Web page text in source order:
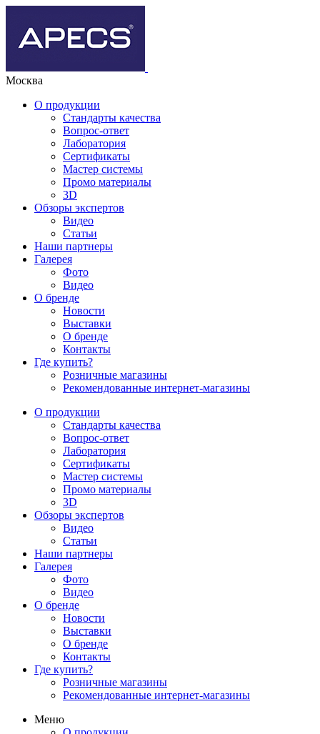
Москва
О продукции
Стандарты качества
Вопрос-ответ
Лаборатория
Сертификаты
Мастер системы
Промо материалы
3D
Обзоры экспертов
Видео
Статьи
Наши партнеры
Галерея
Фото
Видео
О бренде
Новости
Выставки
О бренде
Контакты
Где купить?
Розничные магазины
Рекомендованные интернет-магазины
О продукции
Стандарты качества
Вопрос-ответ
Лаборатория
Сертификаты
Мастер системы
Промо материалы
3D
Обзоры экспертов
Видео
Статьи
Наши партнеры
Галерея
Фото
Видео
О бренде
Новости
Выставки
О бренде
Контакты
Где купить?
Розничные магазины
Рекомендованные интернет-магазины
Меню